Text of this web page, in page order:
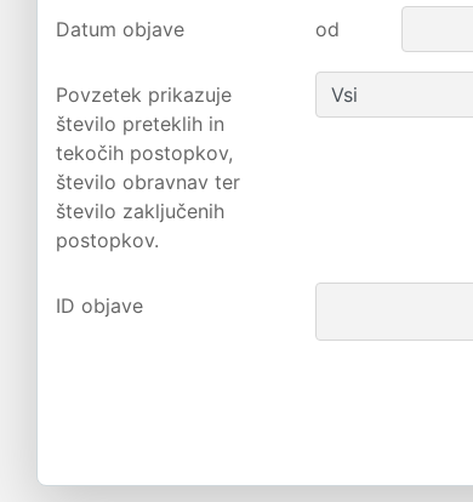
Datum objave od
Povzetek prikazuje
število preteklih in
tekočih postopkov,
število obravnav ter
število zaključenih
postopkov.
ID objave